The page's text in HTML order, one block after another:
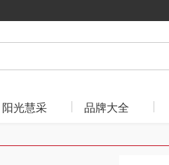
阳光慧采 品牌大全